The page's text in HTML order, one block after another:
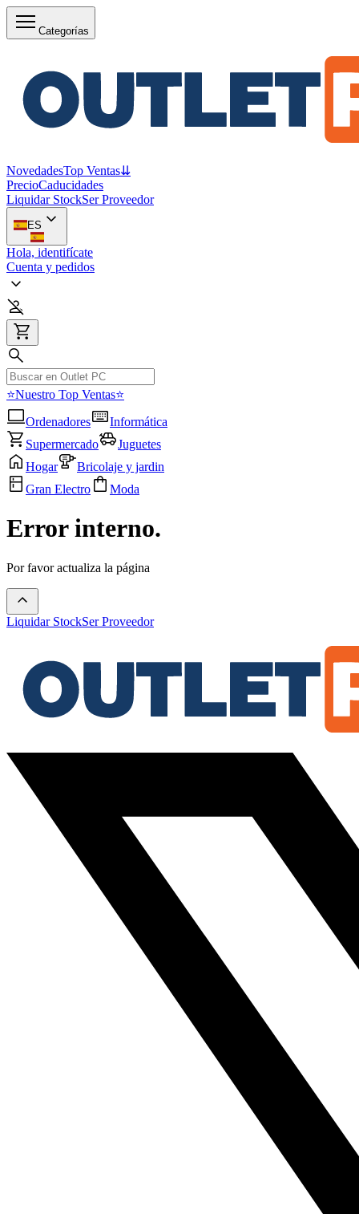
Categorías
NovedadesTop Ventas⇊
PrecioCaducidades
Liquidar StockSer Proveedor
ES
Hola, identifícate
Cuenta y pedidos
⭐Nuestro Top Ventas⭐
Ordenadores
Informática
Supermercado
Juguetes
Hogar
Bricolaje y jardin
Gran Electro
Moda
Error interno.
Por favor actualiza la página
Liquidar StockSer Proveedor